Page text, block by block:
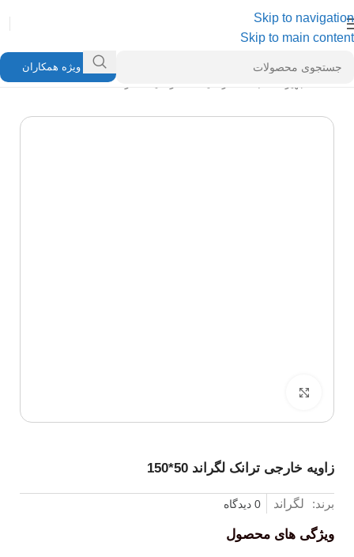
Skip to navigation
Skip to main content
ویژه همکاران
ترانکینگ لگراند
زاویه خارجی ترانک لگراند 50*150
برند: لگراند 0 دیدگاه
ویژگی های محصول